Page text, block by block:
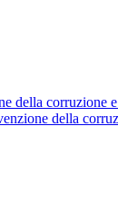
della corruzione
della